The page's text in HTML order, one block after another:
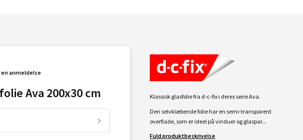
en anmeldelse
Ava 200x30 cm
Klassisk glasfolie fra d-c-fix i deres serie Ava.
Den selvklæbende folie har en semi-transparent
overflade, som er ideel på vinduer og glaspar...
Fuld produktbeskrivelse